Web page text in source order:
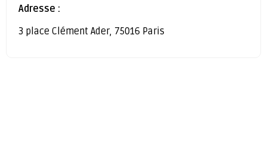
Adresse :
3 place Clément Ader, 75016 Paris